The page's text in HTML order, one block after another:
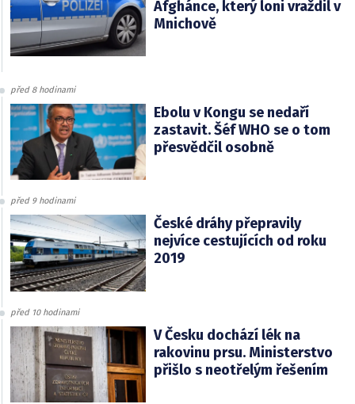
Afghánce, který loni vraždil v
Mnichově
před 8 hodinami
Ebolu v Kongu se nedaří
zastavit. Šéf WHO se o tom
přesvědčil osobně
před 9 hodinami
České dráhy přepravily
nejvíce cestujících od roku
2019
před 10 hodinami
V Česku dochází lék na
rakovinu prsu. Ministerstvo
přišlo s neotřelým řešením